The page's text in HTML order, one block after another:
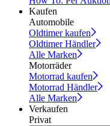
Kaufen
Automobile
Oldtimer kaufen
Oldtimer Händler
Alle Marken
Motorräder
Motorrad kaufen
Motorrad Händler
Alle Marken
Verkaufen
Privat